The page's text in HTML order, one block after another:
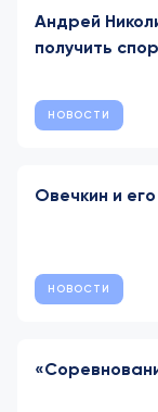
Андрей
получить
НОВОСТИ
Овечкин и
НОВОСТИ